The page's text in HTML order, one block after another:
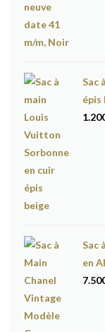
Sac
épis
Sac
en